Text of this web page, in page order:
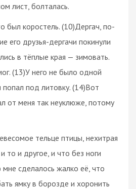
лист, болталась.
был коростель. (10)Дергач, по-
его друзья-дергачи покинули
в тёплые края — зимовать.
(13)У него не было одной
под литовку. (14)Вот
от меня так неуклюже, потому
тельце птицы, нехитрая
то и другое, и что без ноги
сделалось жалко её, что
ямку в борозде и хоронить